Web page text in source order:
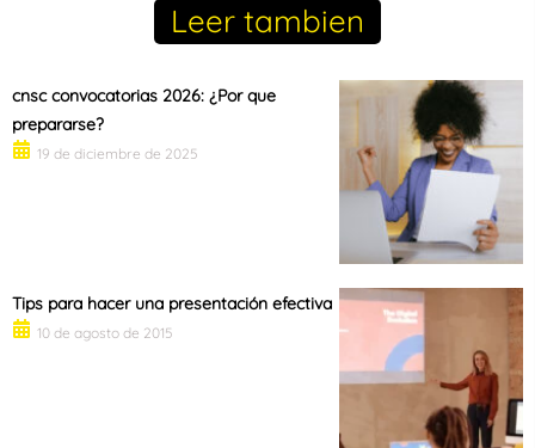
Leer tambien
cnsc convocatorias 2026: ¿Por que
prepararse?
19 de diciembre de 2025
Tips para hacer una presentación efectiva
10 de agosto de 2015